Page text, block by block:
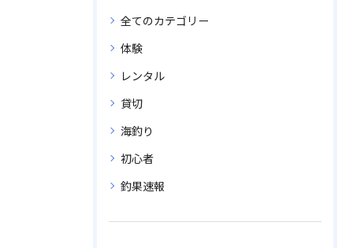
全てのカテゴリー
体験
レンタル
貸切
海釣り
初心者
釣果速報